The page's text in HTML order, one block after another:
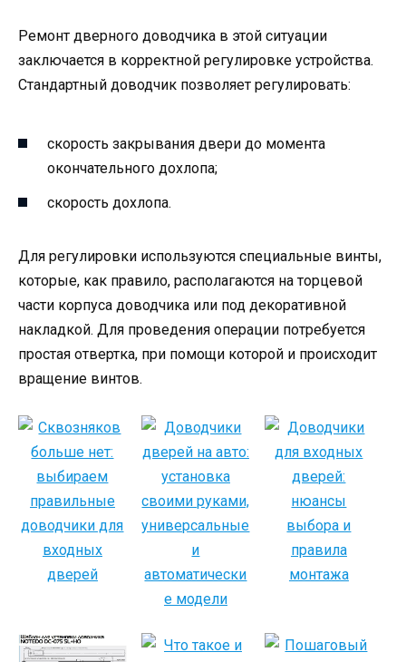
Ремонт дверного доводчика в этой ситуации
заключается в корректной регулировке устройства.
Стандартный доводчик позволяет регулировать:
скорость закрывания двери до момента
окончательного дохлопа;
скорость дохлопа.
Для регулировки используются специальные винты,
которые, как правило, располагаются на торцевой
части корпуса доводчика или под декоративной
накладкой. Для проведения операции потребуется
простая отвертка, при помощи которой и происходит
вращение винтов.